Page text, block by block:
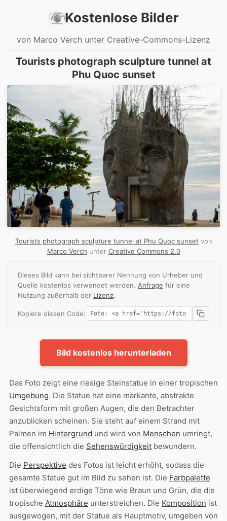
Kostenlose Bilder
von Marco Verch unter Creative-Commons-Lizenz
Tourists photograph sculpture tunnel at
Phu Quoc sunset
Tourists photograph sculpture tunnel at Phu Quoc sunset von
Marco Verch unter Creative Commons 2.0
Dieses Bild kann bei sichtbarer Nennung von Urheber und
Quelle kostenlos verwendet werden. Anfrage für eine
Nutzung außerhalb der Lizenz.
Kopiere diesen Code:
Bild kostenlos herunterladen
Das Foto zeigt eine riesige Steinstatue in einer tropischen
Umgebung. Die Statue hat eine markante, abstrakte
Gesichtsform mit großen Augen, die den Betrachter
anzublicken scheinen. Sie steht auf einem Strand mit
Palmen im Hintergrund und wird von Menschen umringt,
die offensichtlich die Sehenswürdigkeit bewundern.
Die Perspektive des Fotos ist leicht erhöht, sodass die
gesamte Statue gut im Bild zu sehen ist. Die Farbpalette
ist überwiegend erdige Töne wie Braun und Grün, die die
tropische Atmosphäre unterstreichen. Die Komposition ist
ausgewogen, mit der Statue als Hauptmotiv, umgeben von